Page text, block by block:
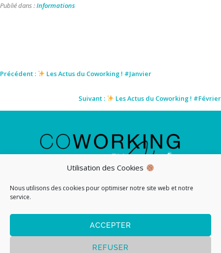
Utilisation des Cookies
Nous utilisons des cookies pour optimiser notre site web et notre
service.
ACCEPTER
REFUSER
Publié dans :Informations
Précédent : Les Actus du Coworking ! #Janvier
Suivant : Les Actus du Coworking ! #Février
bienvenue@coworkingbyadezio.fr